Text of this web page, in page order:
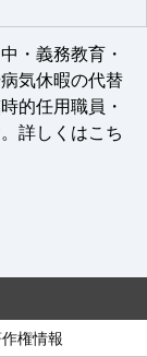
・義務教育・
気休暇の代替
的任用職員・
詳しくはこち
権情報